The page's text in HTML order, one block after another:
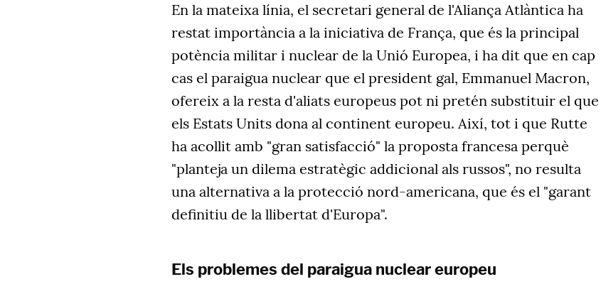
En la mateixa línia, el secretari general de l'Aliança Atlàntica ha
restat importància a la iniciativa de França, que és la principal
potència militar i nuclear de la Unió Europea, i ha dit que en cap
cas el paraigua nuclear que el president gal, Emmanuel Macron,
ofereix a la resta d'aliats europeus pot ni pretén substituir el que
els Estats Units dona al continent europeu. Així, tot i que Rutte
ha acollit amb "gran satisfacció" la proposta francesa perquè
"planteja un dilema estratègic addicional als russos", no resulta
una alternativa a la protecció nord-americana, que és el "garant
definitiu de la llibertat d'Europa".
Els problemes del paraigua nuclear europeu